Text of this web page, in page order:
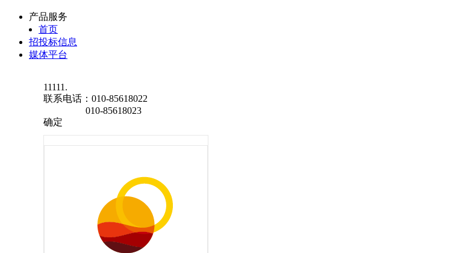
产品服务
首页
招投标信息
媒体平台
11111.
联系电话： 010-85618022
010-85618023
确定